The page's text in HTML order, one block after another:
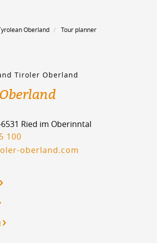
Oberland
Tour planner
Tiroler Oberland
Ried im Oberinntal
100
oberland.com